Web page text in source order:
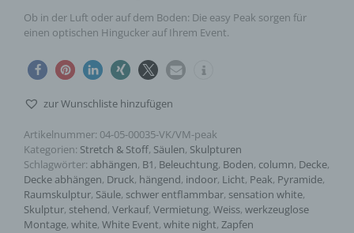
Ob in der Luft oder auf dem Boden: Die easy Peak sorgen für
einen optischen Hingucker auf Ihrem Event.
zur Wunschliste hinzufügen
Artikelnummer: 04-05-00035-VK/VM-peak
Kategorien: Stretch & Stoff, Säulen, Skulpturen
Schlagwörter: abhängen, B1, Beleuchtung, Boden, column, Decke,
Decke abhängen, Druck, hängend, indoor, Licht, Peak, Pyramide,
Raumskulptur, Säule, schwer entflammbar, sensation white,
Skulptur, stehend, Verkauf, Vermietung, Weiss, werkzeuglose
Montage, white, White Event, white night, Zapfen